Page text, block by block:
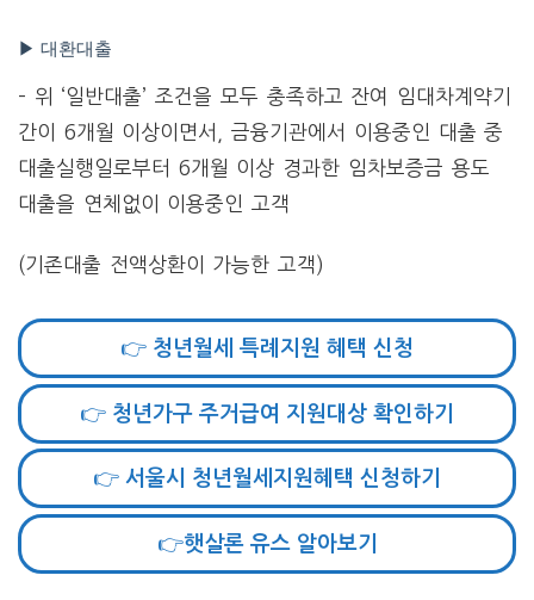
▶ 대환대출
– 위 ‘일반대출’ 조건을 모두 충족하고 잔여 임대차계약기
간이 6개월 이상이면서, 금융기관에서 이용중인 대출 중
대출실행일로부터 6개월 이상 경과한 임차보증금 용도
대출을 연체없이 이용중인 고객
(기존대출 전액상환이 가능한 고객)
👉 청년월세 특례지원 혜택 신청
👉 청년가구 주거급여 지원대상 확인하기
👉 서울시 청년월세지원혜택 신청하기
👉햇살론 유스 알아보기